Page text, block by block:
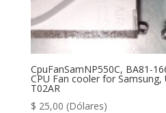
CpuFanSamNP550C, BA81-
CPU Fan cooler for Samsung,
T02AR
$ 25,00 (Dólares)